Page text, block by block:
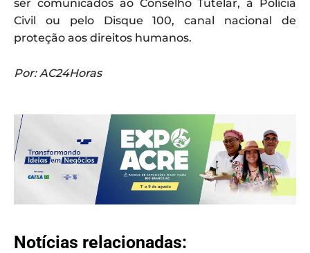
ser comunicados ao Conselho Tutelar, à Polícia
Civil ou pelo Disque 100, canal nacional de
proteção aos direitos humanos.
Por: AC24Horas
Notícias relacionadas: